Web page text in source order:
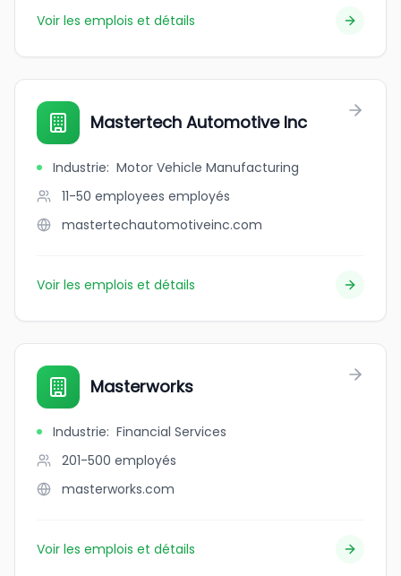
Voir les emplois et détails
Mastertech Automotive Inc
Industrie: Motor Vehicle Manufacturing
11-50 employees employés
mastertechautomotiveinc.com
Voir les emplois et détails
Masterworks
Industrie: Financial Services
201-500 employés
masterworks.com
Voir les emplois et détails